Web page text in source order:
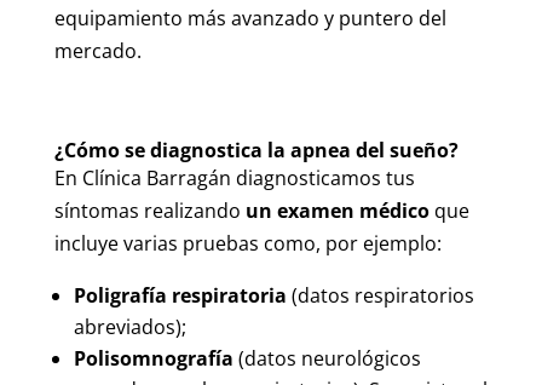
equipamiento más avanzado y puntero del
mercado.
¿Cómo se diagnostica la apnea del sueño?
En Clínica Barragán diagnosticamos tus
síntomas realizando un examen médicoque
incluye varias pruebas como, por ejemplo:
Poligrafía respiratoria (datos respiratorios
abreviados);
Polisomnografía (datos neurológicos